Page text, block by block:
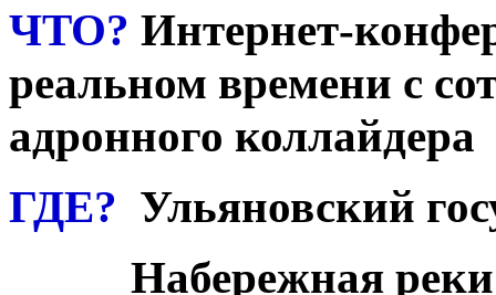
ЧТО? Интернет-
реальном времени с
адронного коллайдера
ГДЕ? Ульяновский
Набережная реки